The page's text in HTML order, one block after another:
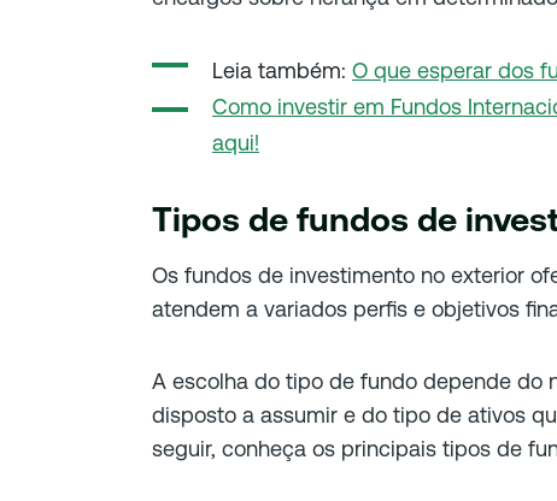
Leia também: O que esperar dos
Como investir em Fundos
aqui!
Tipos de fundos de
Os fundos de investimento no exterior
atendem a variados perfis e objetivos
A escolha do tipo de fundo depende do
disposto a assumir e do tipo de ativos
seguir, conheça os principais tipos de